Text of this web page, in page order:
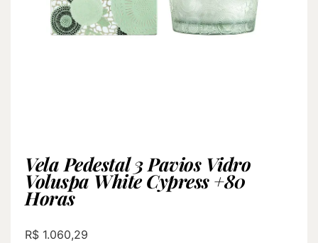
Vela Pedestal 3 Pavios Vidro
Voluspa White Cypress +80
Horas
R$ 1.060,29